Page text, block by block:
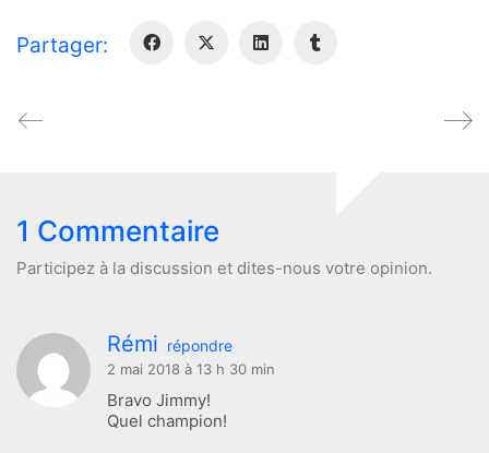
Partager:
1 Commentaire
Participez à la discussion et dites-nous votre opinion.
Rémi répondre
2 mai 2018 à 13 h 30 min
Bravo Jimmy!
Quel champion!